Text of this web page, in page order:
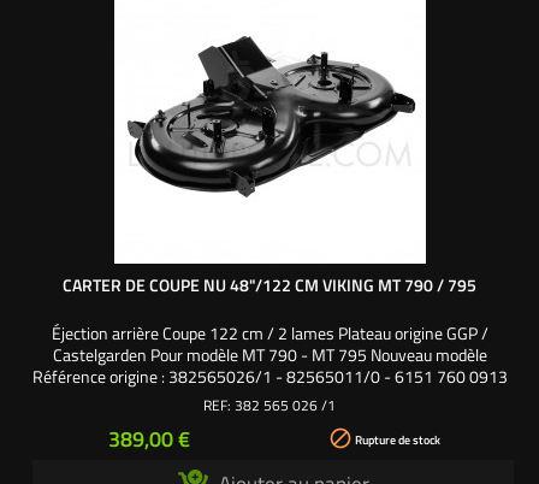
CARTER DE COUPE NU 48"/122 CM VIKING MT 790 / 795
Éjection arrière Coupe 122 cm / 2 lames Plateau origine GGP /
Castelgarden Pour modèle MT 790 - MT 795 Nouveau modèle
Référence origine : 382565026/1 - 82565011/0 - 6151 760 0913
REF: 382 565 026 /1
Prix
389,00 €  Rupture de stock